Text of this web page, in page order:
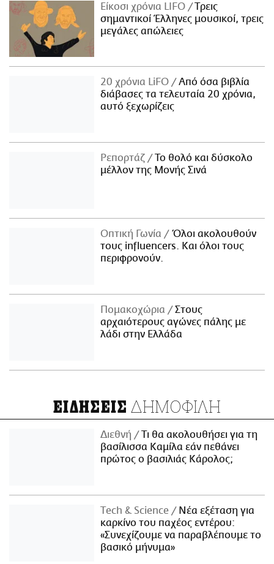
Είκοσι χρόνια LIFO
Tρεις
σημαντικοί Έλληνες μουσικοί, τρεις
μεγάλες απώλειες
20 χρόνια LiFO
Από όσα βιβλία
διάβασες τα τελευταία 20 χρόνια,
αυτό ξεχωρίζεις
Ρεπορτάζ
Το θολό και δύσκολο
μέλλον της Μονής Σινά
Οπτική Γωνία
Όλοι ακολουθούν
τους influencers. Και όλοι τους
περιφρονούν.
Πομακοχώρια
Στους
αρχαιότερους αγώνες πάλης με
λάδι στην Ελλάδα
ΕΙΔΗΣΕΙΣ ΔΗΜΟΦΙΛΗ
Διεθνή
Τι θα ακολουθήσει για τη
βασίλισσα Καμίλα εάν πεθάνει
πρώτος ο βασιλιάς Κάρολος;
Τech & Science
Νέα εξέταση για
καρκίνο του παχέος εντέρου:
«Συνεχίζουμε να παραβλέπουμε το
βασικό μήνυμα»